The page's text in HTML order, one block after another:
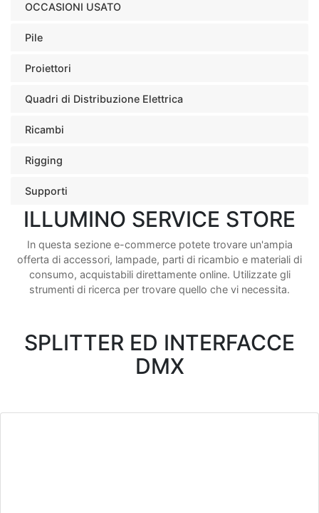
OCCASIONI USATO
Pile
Proiettori
Quadri di Distribuzione Elettrica
Ricambi
Rigging
Supporti
ILLUMINO SERVICE STORE
In questa sezione e-commerce potete trovare un'ampia
offerta di accessori, lampade, parti di ricambio e materiali di
consumo, acquistabili direttamente online. Utilizzate gli
strumenti di ricerca per trovare quello che vi necessita.
SPLITTER ED INTERFACCE
DMX